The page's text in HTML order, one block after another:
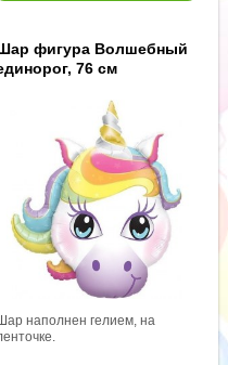
фигура Волшебный
76 см
наполнен гелием, на